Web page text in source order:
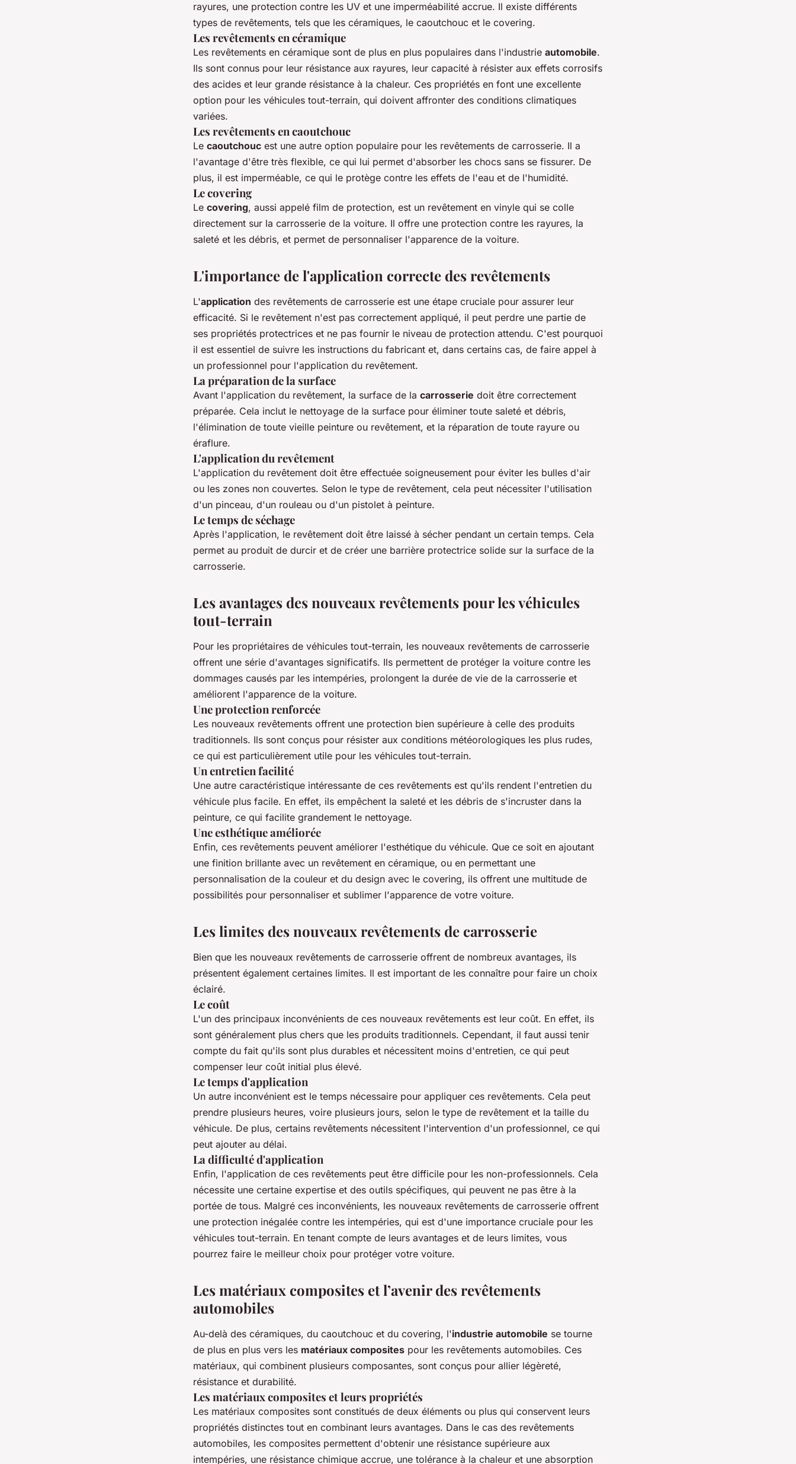
rayures, une protection contre les UV et une imperméabilité accrue. Il existe différents
types de revêtements, tels que les céramiques, le caoutchouc et le covering.
Les revêtements en céramique
Les revêtements en céramique sont de plus en plus populaires dans l'industrie automobile.
Ils sont connus pour leur résistance aux rayures, leur capacité à résister aux effets corrosifs
des acides et leur grande résistance à la chaleur. Ces propriétés en font une excellente
option pour les véhicules tout-terrain, qui doivent affronter des conditions climatiques
variées.
Les revêtements en caoutchouc
Le caoutchouc est une autre option populaire pour les revêtements de carrosserie. Il a
l'avantage d'être très flexible, ce qui lui permet d'absorber les chocs sans se fissurer. De
plus, il est imperméable, ce qui le protège contre les effets de l'eau et de l'humidité.
Le covering
Le covering, aussi appelé film de protection, est un revêtement en vinyle qui se colle
directement sur la carrosserie de la voiture. Il offre une protection contre les rayures, la
saleté et les débris, et permet de personnaliser l'apparence de la voiture.
L'importance de l'application correcte des revêtements
L'application des revêtements de carrosserie est une étape cruciale pour assurer leur
efficacité. Si le revêtement n'est pas correctement appliqué, il peut perdre une partie de
ses propriétés protectrices et ne pas fournir le niveau de protection attendu. C'est pourquoi
il est essentiel de suivre les instructions du fabricant et, dans certains cas, de faire appel à
un professionnel pour l'application du revêtement.
La préparation de la surface
Avant l'application du revêtement, la surface de la carrosserie doit être correctement
préparée. Cela inclut le nettoyage de la surface pour éliminer toute saleté et débris,
l'élimination de toute vieille peinture ou revêtement, et la réparation de toute rayure ou
éraflure.
L'application du revêtement
L'application du revêtement doit être effectuée soigneusement pour éviter les bulles d'air
ou les zones non couvertes. Selon le type de revêtement, cela peut nécessiter l'utilisation
d'un pinceau, d'un rouleau ou d'un pistolet à peinture.
Le temps de séchage
Après l'application, le revêtement doit être laissé à sécher pendant un certain temps. Cela
permet au produit de durcir et de créer une barrière protectrice solide sur la surface de la
carrosserie.
Les avantages des nouveaux revêtements pour les véhicules
tout-terrain
Pour les propriétaires de véhicules tout-terrain, les nouveaux revêtements de carrosserie
offrent une série d'avantages significatifs. Ils permettent de protéger la voiture contre les
dommages causés par les intempéries, prolongent la durée de vie de la carrosserie et
améliorent l'apparence de la voiture.
Une protection renforcée
Les nouveaux revêtements offrent une protection bien supérieure à celle des produits
traditionnels. Ils sont conçus pour résister aux conditions météorologiques les plus rudes,
ce qui est particulièrement utile pour les véhicules tout-terrain.
Un entretien facilité
Une autre caractéristique intéressante de ces revêtements est qu'ils rendent l'entretien du
véhicule plus facile. En effet, ils empêchent la saleté et les débris de s'incruster dans la
peinture, ce qui facilite grandement le nettoyage.
Une esthétique améliorée
Enfin, ces revêtements peuvent améliorer l'esthétique du véhicule. Que ce soit en ajoutant
une finition brillante avec un revêtement en céramique, ou en permettant une
personnalisation de la couleur et du design avec le covering, ils offrent une multitude de
possibilités pour personnaliser et sublimer l'apparence de votre voiture.
Les limites des nouveaux revêtements de carrosserie
Bien que les nouveaux revêtements de carrosserie offrent de nombreux avantages, ils
présentent également certaines limites. Il est important de les connaître pour faire un choix
éclairé.
Le coût
L'un des principaux inconvénients de ces nouveaux revêtements est leur coût. En effet, ils
sont généralement plus chers que les produits traditionnels. Cependant, il faut aussi tenir
compte du fait qu'ils sont plus durables et nécessitent moins d'entretien, ce qui peut
compenser leur coût initial plus élevé.
Le temps d'application
Un autre inconvénient est le temps nécessaire pour appliquer ces revêtements. Cela peut
prendre plusieurs heures, voire plusieurs jours, selon le type de revêtement et la taille du
véhicule. De plus, certains revêtements nécessitent l'intervention d'un professionnel, ce qui
peut ajouter au délai.
La difficulté d'application
Enfin, l'application de ces revêtements peut être difficile pour les non-professionnels. Cela
nécessite une certaine expertise et des outils spécifiques, qui peuvent ne pas être à la
portée de tous. Malgré ces inconvénients, les nouveaux revêtements de carrosserie offrent
une protection inégalée contre les intempéries, qui est d'une importance cruciale pour les
véhicules tout-terrain. En tenant compte de leurs avantages et de leurs limites, vous
pourrez faire le meilleur choix pour protéger votre voiture.
Les matériaux composites et l’avenir des revêtements
automobiles
Au-delà des céramiques, du caoutchouc et du covering, l'industrie automobile se tourne
de plus en plus vers les matériaux composites pour les revêtements automobiles. Ces
matériaux, qui combinent plusieurs composantes, sont conçus pour allier légèreté,
résistance et durabilité.
Les matériaux composites et leurs propriétés
Les matériaux composites sont constitués de deux éléments ou plus qui conservent leurs
propriétés distinctes tout en combinant leurs avantages. Dans le cas des revêtements
automobiles, les composites permettent d'obtenir une résistance supérieure aux
intempéries, une résistance chimique accrue, une tolérance à la chaleur et une absorption